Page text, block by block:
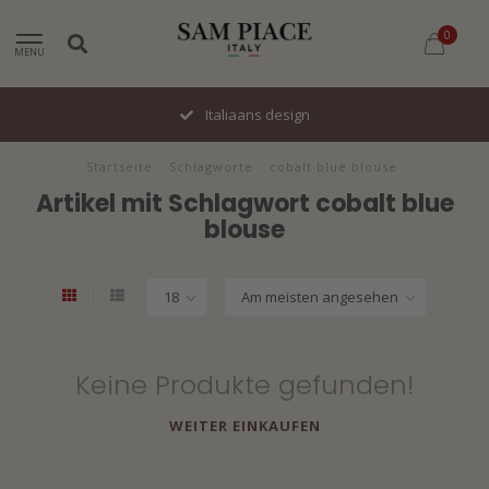
MENU
0
Italiaans design
Startseite Schlagworte cobalt blue blouse
Artikel mit Schlagwort cobalt blue
blouse
Keine Produkte gefunden!
WEITER EINKAUFEN